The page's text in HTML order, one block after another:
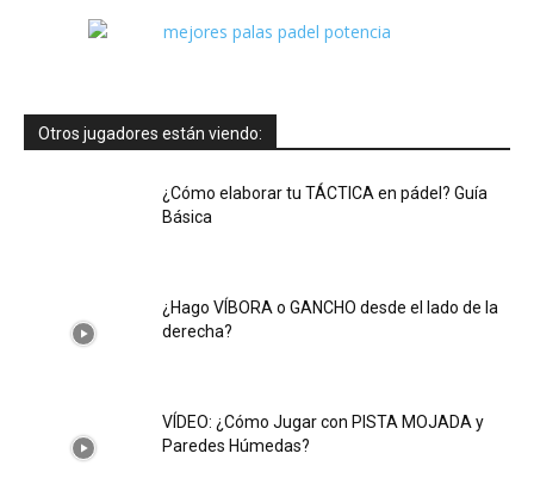
Otros jugadores están viendo:
¿Cómo elaborar tu TÁCTICA en pádel? Guía
Básica
¿Hago VÍBORA o GANCHO desde el lado de la
derecha?
VÍDEO: ¿Cómo Jugar con PISTA MOJADA y
Paredes Húmedas?